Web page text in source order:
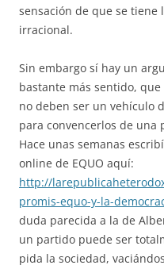
sensación de que se tiene
irracional.
Sin embargo sí hay un
bastante más sentido,
no deben ser un vehículo
para convencerlos de una
Hace unas semanas
online de EQUO aquí:
http://
promis-equo-y-la-
duda parecida a la de
un partido puede ser
pida la sociedad,